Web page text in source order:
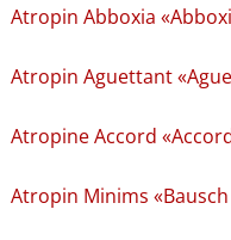
Atropin Abboxia
Atropin Aguettant
Atropine Accord
Atropin Minims